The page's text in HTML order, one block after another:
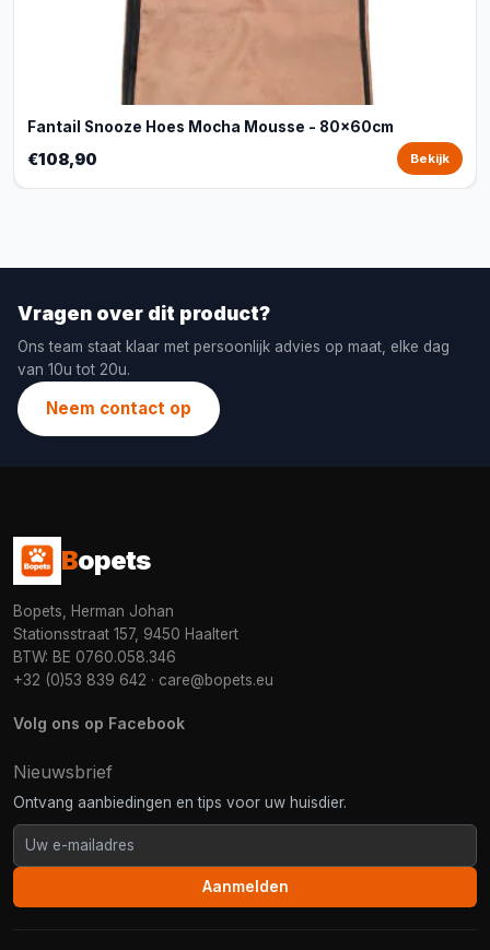
Fantail Snooze Hoes Mocha Mousse - 80x60cm
€108,90 Bekijk
Vragen over dit product?
Ons team staat klaar met persoonlijk advies op maat, elke dag
van 10u tot 20u.
Neem contact op
Bopets
Bopets, Herman Johan
Stationsstraat 157, 9450 Haaltert
BTW: BE 0760.058.346
+32 (0)53 839 642 · care@bopets.eu
Volg ons op Facebook
Nieuwsbrief
Ontvang aanbiedingen en tips voor uw huisdier.
Aanmelden